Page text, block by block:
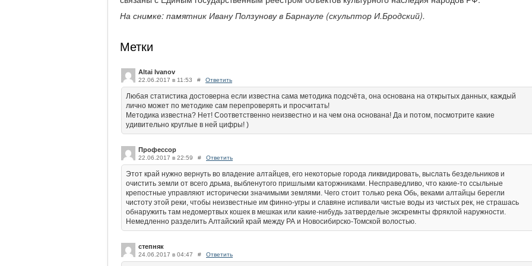
На снимке: памятник Ивану Ползунову в Барнауле (скульптор И.Бродский).
Метки
Altai Ivanov
22.06.2017 в 11:53 # Ответить
Любая статистика достоверна если известна сама методика подсчёта, она основана на открытых данных, каждый
лично может по методике сам перепроверять и просчитать!
Методика известна? Нет! Соответственно неизвестно и на чем она основана! Да и потом, посмотрите какие
удивительно круглые в ней цифры! )
Профессор
22.06.2017 в 22:59 # Ответить
Этот край нужно вернуть во владение алтайцев, его некоторые города ликвидировать, выслать бездельников и
очистить земли от всего дрьма, выбленутого пришлыми каторжниками. Несправедливо, что какие-то ссыльные
крепостные управляют исторически значимыми землями. Чего стоит только река Обь, веками алтайцы берегли
чистоту этой реки, чтобы неизвестные им финно-угры и славяне испивали чистые воды из чистых рек, не страшась
обнаружить там недомертвых кошек в мешкак или какие-нибудь затверделые экскремнты фряклой наружности.
Немедленно разделить Алтайский край между РА и Новосибирско-Томской волостью.
степняк
24.06.2017 в 04:47 # Ответить